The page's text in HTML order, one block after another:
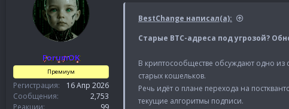
ForumOK
Премиум
Регистрация
16 Апр 2026
Сообщения
2,753
Реакции
99
BestChange написал(а):
Старые BTC-адреса под угрозой?
В криптосообществе обсуждают одно
старых кошельков.
Речь идёт о плане перехода на
текущие алгоритмы подписи.